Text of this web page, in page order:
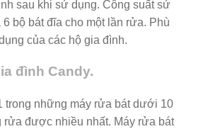
sau khi sử dụng. Công suất sử
bộ bát đĩa cho một lần rửa. Phù
của các hộ gia đình.
đình Candy.
trong những máy rửa bát dưới 10
rửa được nhiều nhất. Máy rửa bát